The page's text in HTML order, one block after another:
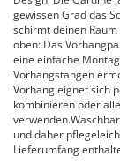
gewissen Grad das
schirmt deinen
oben: Das
eine einfache
Vorhangstangen
Vorhang eignet sich
kombinieren oder
und daher
Lieferumfang